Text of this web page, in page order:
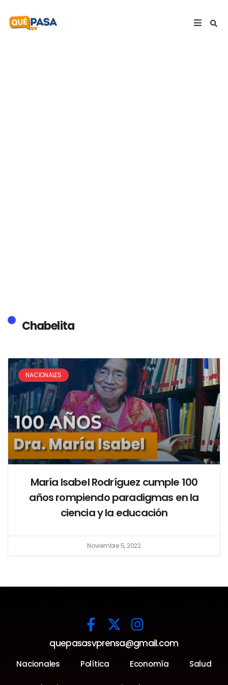
Chabelita
NACIONALES
María Isabel Rodríguez cumple 100
años rompiendo paradigmas en la
ciencia y la educación
Noviembre 5, 2022
quepasasvprensa@gmail.com
Nacionales Política Economía Salud